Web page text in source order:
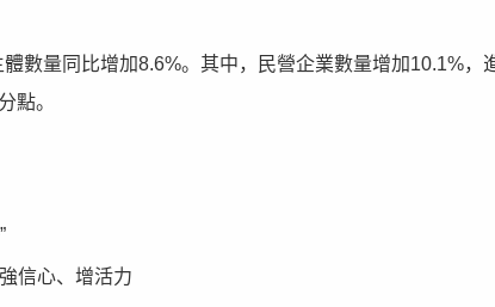
數量同比增加8.6%。其中，民營企業數量增加10.1%，
點。
信心、增活力